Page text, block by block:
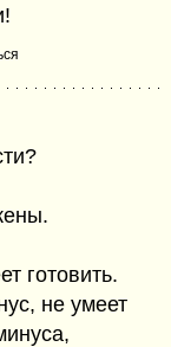
готовить.
не умеет